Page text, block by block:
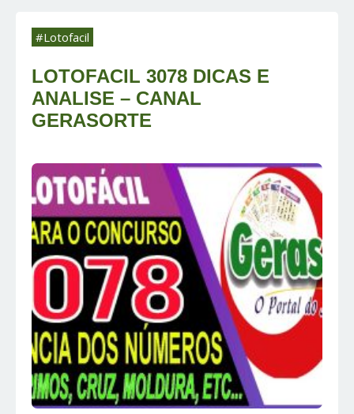
#Lotofacil
LOTOFACIL 3078 DICAS E
ANALISE – CANAL
GERASORTE